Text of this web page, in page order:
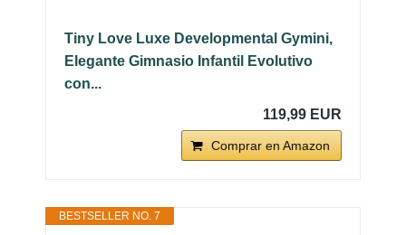
Tiny Love Luxe Developmental Gymini,
Elegante Gimnasio Infantil Evolutivo
con...
119,99 EUR
Comprar en Amazon
BESTSELLER NO. 7